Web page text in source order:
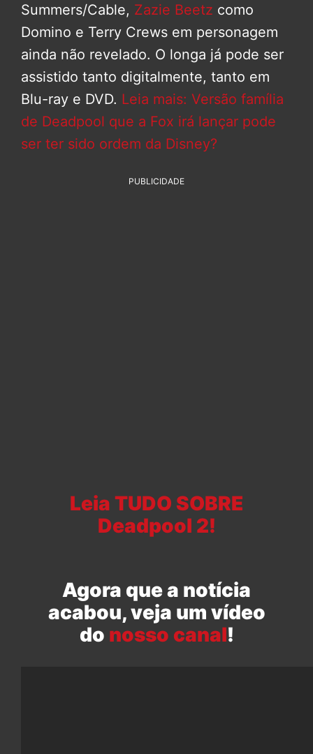
Summers/Cable, Zazie Beetz como
Domino e Terry Crews em personagem
ainda não revelado. O longa já pode ser
assistido tanto digitalmente, tanto em
Blu-ray e DVD. Leia mais: Versão família
de Deadpool que a Fox irá lançar pode
ser ter sido ordem da Disney?
PUBLICIDADE
Leia TUDO SOBRE
Deadpool 2!
Agora que a notícia
acabou, veja um vídeo
do nosso canal!